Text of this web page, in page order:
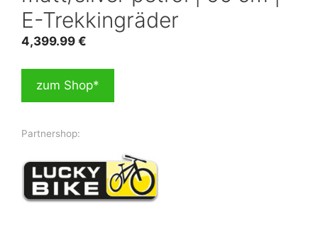
E-Trekkingräder
4,399.99 €
zum Shop*
Partnershop: